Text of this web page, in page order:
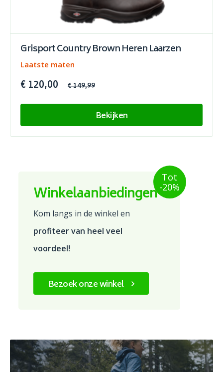
Winkelaanbiedingen
Kom langs in de winkel en
profiteer van heel veel
voordeel!
Bezoek onze winkel
Tot
-20%
Grisport Country Brown Heren Laarzen
Laatste maten
€ 120,00 € 149,99
Bekijken